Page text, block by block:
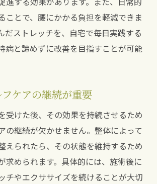
ことで、腰にかかる負担を軽減できま
だストレッチを、自宅で毎日実践する
病と諦めずに改善を目指すことが可能
ケアの継続が重要
受けた後、その効果を持続させるため
の継続が欠かせません。整体によって
えられたら、その状態を維持するため
求められます。具体的には、施術後に
チやエクササイズを続けることが大切